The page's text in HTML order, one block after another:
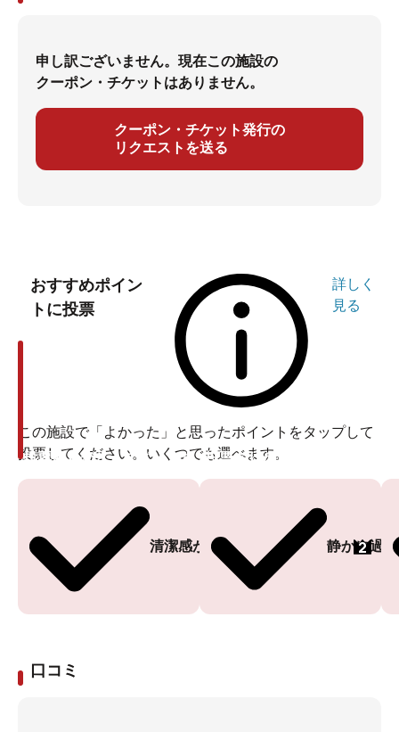
申し訳ございません。現在この施設の
クーポン・チケットはありません。
クーポン・チケット発行の
リクエストを送る
おすすめポイン
トに投票
詳しく
見る
この施設で「よかった」と思ったポイントをタップして
投票してください。いくつでも選べます。
清潔感がある
投票ありがとうございます
静かに過
2
投票ありがとうございます
口コミ